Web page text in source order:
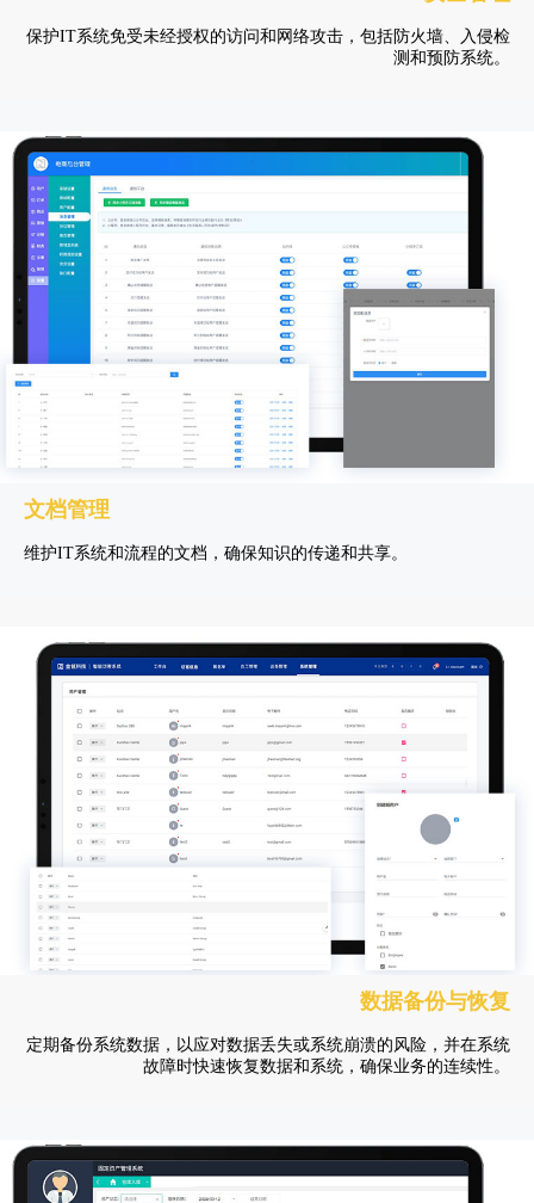
保护IT系统免受未经授权的访问和网络攻击，包括防火墙、入侵检
测和预防系统。
文档管理
维护IT系统和流程的文档，确保知识的传递和共享。
数据备份与恢复
定期备份系统数据，以应对数据丢失或系统崩溃的风险，并在系统
故障时快速恢复数据和系统，确保业务的连续性。